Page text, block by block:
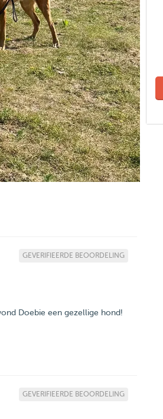
GEVERIFIEERDE BEOORDELING
Doebie een gezellige hond!
GEVERIFIEERDE BEOORDELING